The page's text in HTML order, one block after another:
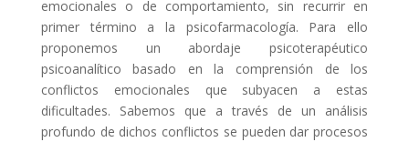
emocionales o de comportamiento, sin recurrir en
primer término a la psicofarmacología. Para ello
proponemos un abordaje psicoterapéutico
psicoanalítico basado en la comprensión de los
conflictos emocionales que subyacen a estas
dificultades. Sabemos que a través de un análisis
profundo de dichos conflictos se pueden dar procesos